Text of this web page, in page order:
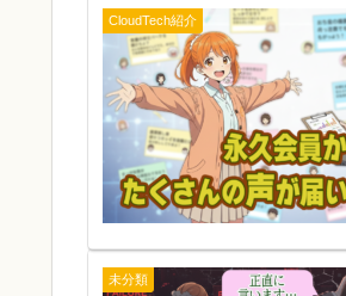
CloudTech紹介
未分類